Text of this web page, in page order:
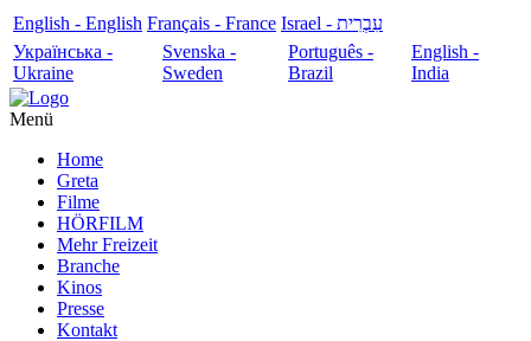
English - English Français - France
עִבְרִית - Israel
Українська -
Ukraine
Svenska -
Sweden
Português -
Brazil
English -
India
Menü
Home
Greta
Filme
HÖRFILM
Mehr Freizeit
Branche
Kinos
Presse
Kontakt